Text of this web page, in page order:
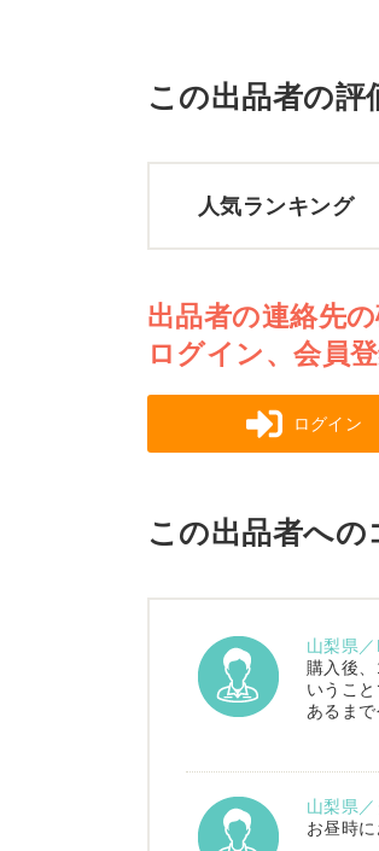
この出品者の評
人気ランキング
出品者の連絡先
ログイン、会員
ログイン
この出品者への
山梨県
購入後
いうこ
あるま
山梨県／
お昼時